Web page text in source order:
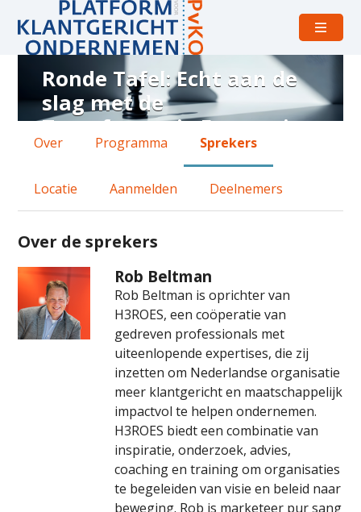
Open
menu
Sprekers
bij
Ronde
Tafel:
Echt
aan
de
slag
met
de
Transformatie
Ronde Tafel: Echt aan de
slag met de
Transformatie Economie
vrijdag 10 juli 2026 van 10:15 uur tot 13:30 uur
Over Programma Sprekers
Locatie Aanmelden Deelnemers
Over de sprekers
Rob Beltman
Rob Beltman is oprichter van
H3ROES, een coöperatie van
gedreven professionals met
uiteenlopende expertises, die zij
inzetten om Nederlandse organisatie
meer klantgericht en maatschappelijk
impactvol te helpen ondernemen.
H3ROES biedt een combinatie van
inspiratie, onderzoek, advies,
coaching en training om organisaties
te begeleiden van visie en beleid naar
beweging. Rob is marketeer pur sang